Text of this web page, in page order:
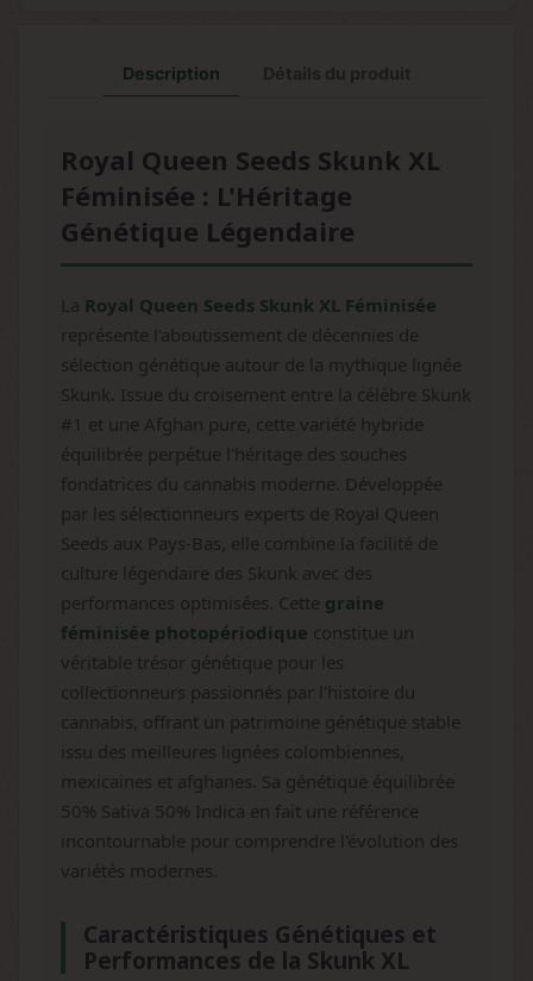
Description
Royal Queen Seeds Skunk XL
Féminisée : L'Héritage
Génétique Légendaire
La Royal Queen Seeds Skunk XL Féminisée
représente l'aboutissement de décennies de
sélection génétique autour de la mythique lignée
Skunk. Issue du croisement entre la célèbre Skunk
#1 et une Afghan pure, cette variété hybride
équilibrée perpétue l'héritage des souches
fondatrices du cannabis moderne. Développée
par les sélectionneurs experts de Royal Queen
Seeds aux Pays-Bas, elle combine la facilité de
culture légendaire des Skunk avec des
performances optimisées. Cette graine
féminisée photopériodique constitue un
véritable trésor génétique pour les
collectionneurs passionnés par l'histoire du
cannabis, offrant un patrimoine génétique stable
issu des meilleures lignées colombiennes,
mexicaines et afghanes. Sa génétique équilibrée
50% Sativa 50% Indica en fait une référence
incontournable pour comprendre l'évolution des
variétés modernes.
Caractéristiques Génétiques et
Performances de la Skunk XL